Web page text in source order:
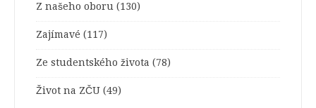
Z našeho oboru (130)
Zajímavé (117)
Ze studentského života (78)
Život na ZČU (49)